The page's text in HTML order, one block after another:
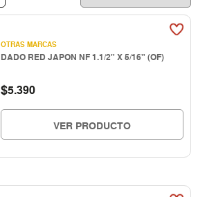
OTRAS MARCAS
DADO RED JAPON NF 1.1/2" X 5/16" (OF)
$5.390
VER PRODUCTO